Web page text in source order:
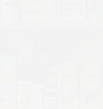
tham khảo ý
không có tác